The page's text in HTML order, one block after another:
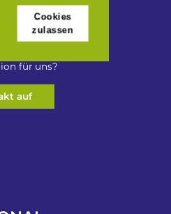
Cookies
zulassen
Regional“ gelistet
einen Freizeittip zu
für uns?
auf